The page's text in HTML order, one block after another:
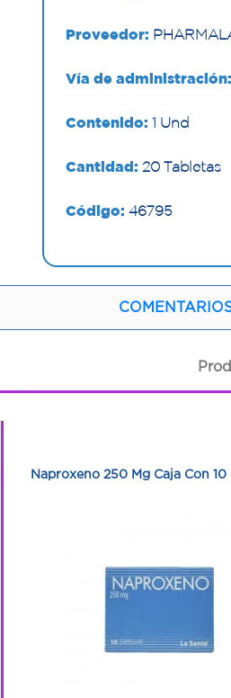
Proveedor:
Vía de administración:
Contenido: 1 Und
Cantidad: 20 Tabletas
Código: 46795
Naproxeno 250 Mg Caja Con 10